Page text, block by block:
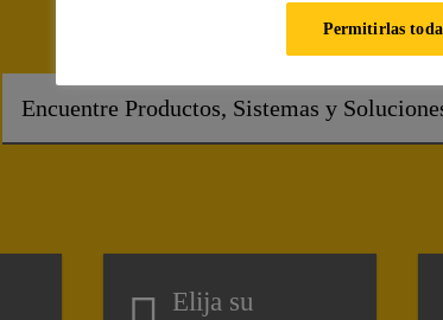
¿Cómo
Elija su
Permitirlas